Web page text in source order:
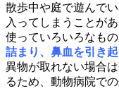
散歩中や庭で遊んで
入ってしまうことが
使っていろいろなも
詰まり、鼻血を引き
異物が取れない場合
るため、動物病院で